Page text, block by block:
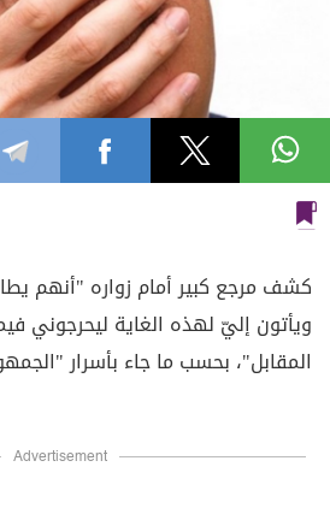
كشف مرجع كبير أمام زواره "أنهم
ويأتون إليّ لهذه الغاية ليحرجوني
المقابل"، بحسب ما جاء بأسرار
Advertisement